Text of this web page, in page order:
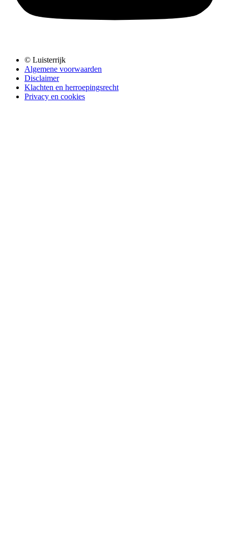
© Luisterrijk
Algemene voorwaarden
Disclaimer
Klachten en herroepingsrecht
Privacy en cookies